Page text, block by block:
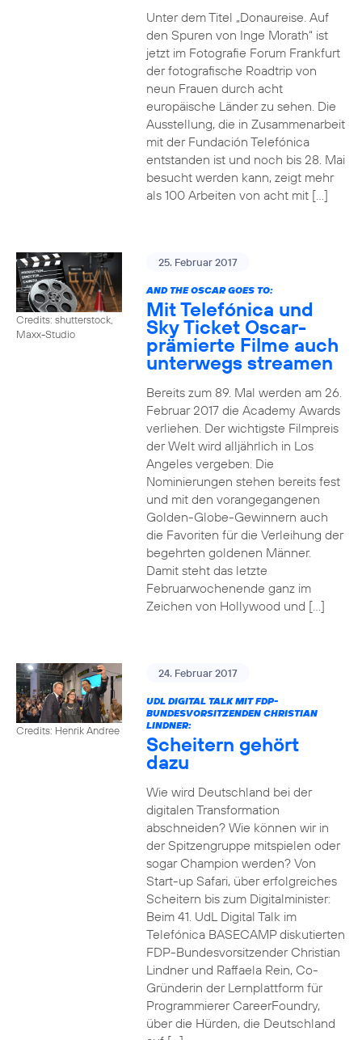
Unter dem Titel „Donaureise. Auf
den Spuren von Inge Morath“ ist
jetzt im Fotografie Forum Frankfurt
der fotografische Roadtrip von
neun Frauen durch acht
europäische Länder zu sehen. Die
Ausstellung, die in Zusammenarbeit
mit der Fundación Telefónica
entstanden ist und noch bis 28. Mai
besucht werden kann, zeigt mehr
als 100 Arbeiten von acht mit […]
Credits: shutterstock,
Maxx-Studio
25. Februar 2017
AND THE OSCAR GOES TO:
Mit Telefónica und
Sky Ticket Oscar-
prämierte Filme auch
unterwegs streamen
Bereits zum 89. Mal werden am 26.
Februar 2017 die Academy Awards
verliehen. Der wichtigste Filmpreis
der Welt wird alljährlich in Los
Angeles vergeben. Die
Nominierungen stehen bereits fest
und mit den vorangegangenen
Golden-Globe-Gewinnern auch
die Favoriten für die Verleihung der
begehrten goldenen Männer.
Damit steht das letzte
Februarwochenende ganz im
Zeichen von Hollywood und […]
Credits: Henrik Andree
24. Februar 2017
UDL DIGITAL TALK MIT FDP-
BUNDESVORSITZENDEN CHRISTIAN
LINDNER:
Scheitern gehört
dazu
Wie wird Deutschland bei der
digitalen Transformation
abschneiden? Wie können wir in
der Spitzengruppe mitspielen oder
sogar Champion werden? Von
Start-up Safari, über erfolgreiches
Scheitern bis zum Digitalminister:
Beim 41. UdL Digital Talk im
Telefónica BASECAMP diskutierten
FDP-Bundesvorsitzender Christian
Lindner und Raffaela Rein, Co-
Gründerin der Lernplattform für
Programmierer CareerFoundry,
über die Hürden, die Deutschland